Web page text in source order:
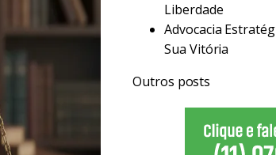
Liberdade
Advocacia
Sua Vitória
Outros posts